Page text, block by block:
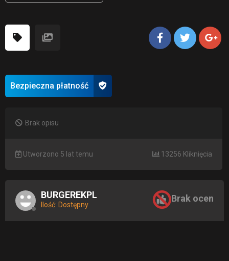
Bezpieczna płatność
Brak opisu
Utworzono 5 lat temu 13256 Kliknięcia
BURGEREKPL
Ilość: Dostępny
Brak ocen